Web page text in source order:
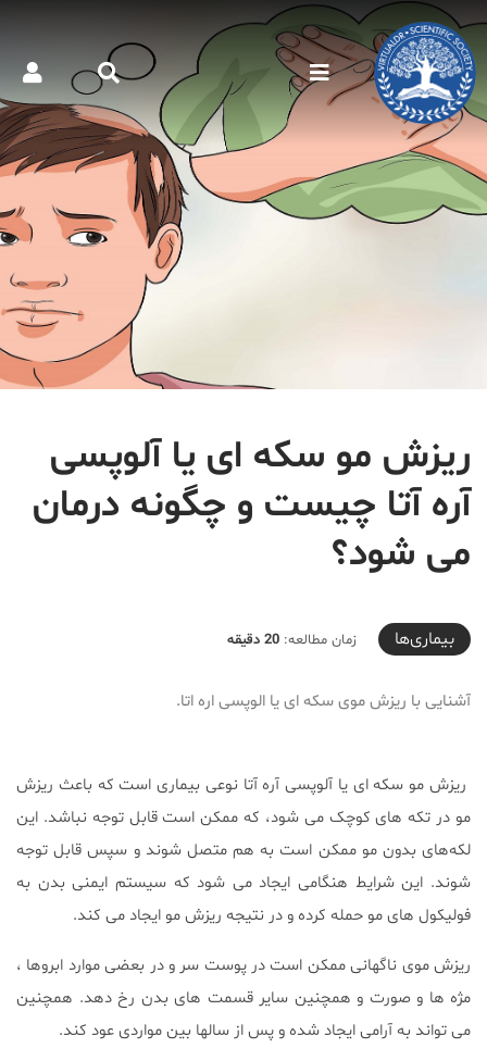
ریزش مو سکه ای یا آلوپسی
آره آتا چیست و چگونه درمان
می شود؟
2020-10-26T19:30:57+03:30
بیماری‌ها زمان مطالعه: 20 دقیقه
آشنایی با ریزش موی سکه ای یا الوپسی اره اتا.
ریزش مو سکه ای یا آلوپسی آره آتا نوعی بیماری است که باعث ریزش
مو در تکه های کوچک می شود، که ممکن است قابل توجه نباشد. این
لکه‌های بدون مو ممکن است به هم متصل شوند و سپس قابل توجه
شوند. این شرایط هنگامی ایجاد می شود که سیستم ایمنی بدن به
فولیکول های مو حمله کرده و در نتیجه ریزش مو ایجاد می کند.
ریزش موی ناگهانی ممکن است در پوست سر و در بعضی موارد ابروها ،
مژه ها و صورت و همچنین سایر قسمت های بدن رخ دهد. همچنین
می تواند به آرامی ایجاد شده و پس از سالها بین مواردی عود کند.